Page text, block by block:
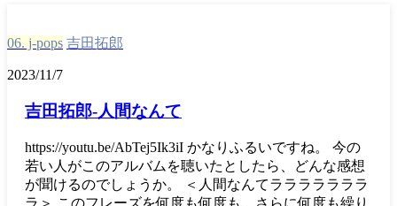
06. j-pops 吉田拓郎
2023/11/7
吉田拓郎-人間なんて
https://youtu.be/AbTej5Ik3iI かなりふるいですね。 今の
若い人がこのアルバムを聴いたとしたら、どんな感想
が聞けるのでしょうか。 ＜人間なんてラララララララ